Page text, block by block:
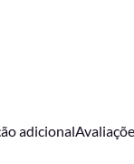
adicional